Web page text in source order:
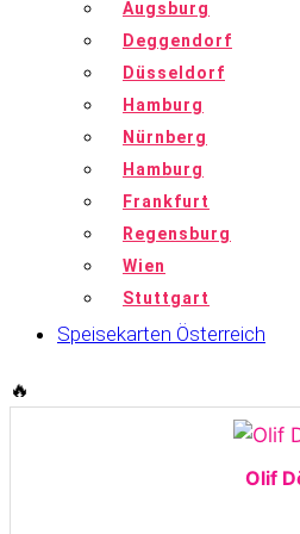
Augsburg
Deggendorf
Düsseldorf
Hamburg
Nürnberg
Hamburg
Frankfurt
Regensburg
Wien
Stuttgart
Speisekarten Österreich
🔥
Olif